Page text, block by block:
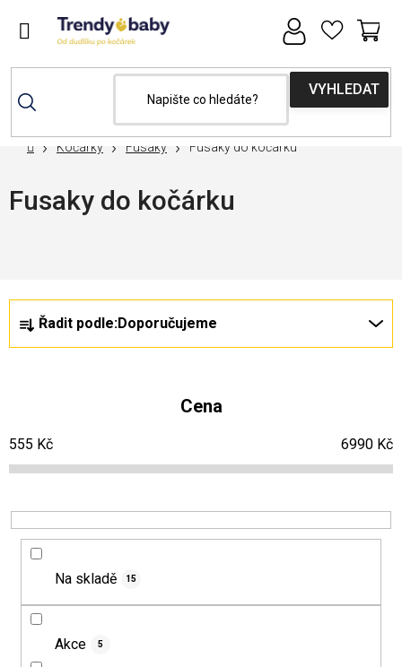
DomůKočárky Fusaky Fusaky do kočárku
Fusaky do kočárku
a
í
p
r
o
Řadit podle:Doporučujeme
Cena
555 Kč 6990 Kč
Na skladě 15
Akce 5
ý
p
r
o
d